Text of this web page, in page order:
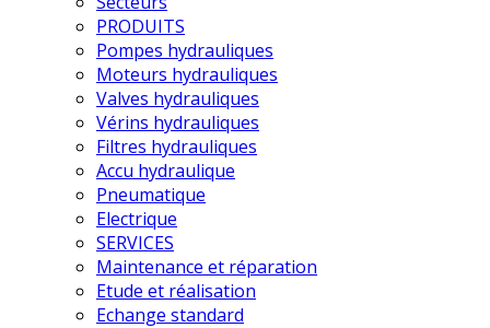
PRODUITS
Pompes hydrauliques
Moteurs hydrauliques
Valves hydrauliques
Vérins hydrauliques
Filtres hydrauliques
Accu hydraulique
Pneumatique
Electrique
SERVICES
Maintenance et réparation
Etude et réalisation
Echange standard